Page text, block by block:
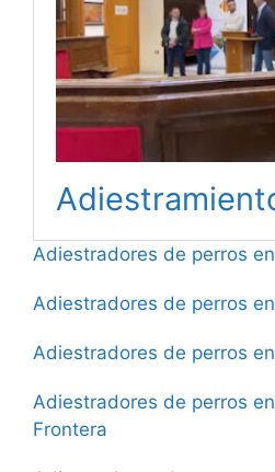
Adiestradores de perros
Adiestradores de perros
Adiestradores de perros
Adiestradores de perros
Frontera